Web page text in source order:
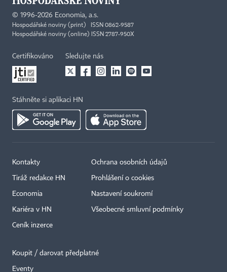
© 1996-2026 Economia, a.s.
Hospodářské noviny (print) ISSN 0862-9587
Hospodářské noviny (online) ISSN 2787-950X
Certifikováno Sledujte nás
Stáhněte si aplikaci HN
Kontakty
Tiráž redakce HN
Economia
Kariéra v HN
Ceník inzerce
Ochrana osobních údajů
Prohlášení o cookies
Nastavení soukromí
Všeobecné smluvní podmínky
Koupit / darovat předplatné
Eventy